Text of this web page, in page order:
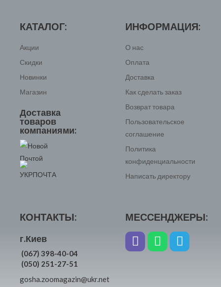
КАТАЛОГ:
Акции
Скидки
Новинки
Магазин
Доставка
товаров
компаниями:
ИНФОРМАЦИЯ:
О нас
Оплата
Доставка
Как сделать заказ
Возврат товара
Пользовательское
соглашение
Политика
конфиденциальности
Написать директору
КОНТАКТЫ:
г.Киев
(067) 398-40-04
(050) 251-27-51
gosha.zoomagazin@ukr.net
МЕССЕНДЖЕРЫ: